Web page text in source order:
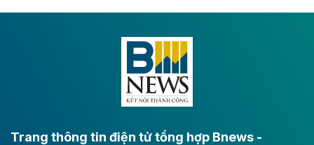
Đông A dài khoảng 25,1 km được kỳ vọng sẽ tạo động
lực phát triển kinh tế - xã hội khu vực phía Nam đồng
Long Thành
Trang thông tin điện tử tổng hợp Bnews -